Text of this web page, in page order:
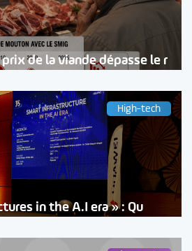
de la viande dépasse le r
High-tech
in the A.I era » : Qu